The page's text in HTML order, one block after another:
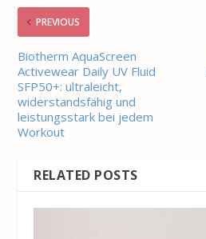
PREVIOUS
Biotherm AquaScreen
Activewear Daily UV Fluid
SFP50+: ultraleicht,
widerstandsfähig und
leistungsstark bei jedem
Workout
RELATED POSTS